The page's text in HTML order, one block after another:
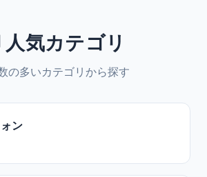
気カテゴリ
の多いカテゴリから探す
ン